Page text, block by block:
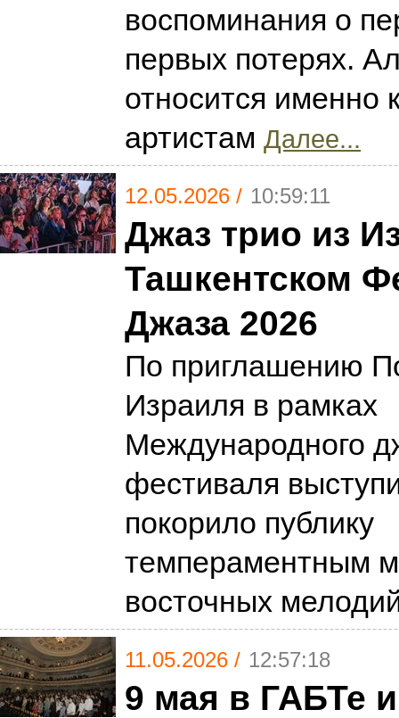
воспоминания о
первых потерях.
относится именно
артистам Далее...
12.05.2026 / 10:59:11
Джаз трио из
Ташкентском
Джаза 2026
По приглашению
Израиля в рамках
Международного
фестиваля
покорило публику
темпераментным
восточных
11.05.2026 / 12:57:18
9 мая в ГАБТе